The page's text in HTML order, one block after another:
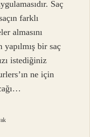
Saç
farklı
almasını
yapılmış bir saç
istediğiniz
ne için